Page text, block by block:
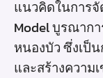
แนวคิดในการจั
Model บูรณาก
หนองบัว ซึ่งเป็
และสร้างควา